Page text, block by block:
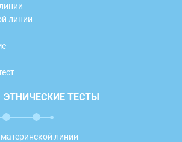
линии
ЭТНИЧЕСКИЕ ТЕСТЫ
линии